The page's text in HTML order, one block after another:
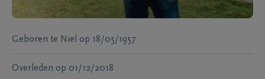
Geboren te Niel op 18/05/1957
Overleden op 01/12/2018